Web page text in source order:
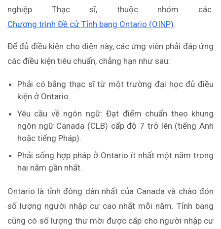
nghiệp Thạc sĩ, thuộc nhóm các
Chương trình Đề cử Tỉnh bang Ontario (OINP).
Để đủ điều kiện cho diện này, các ứng viên phải đáp ứng
các điều kiện tiêu chuẩn, chẳng hạn như sau:
Phải có bằng thạc sĩ từ một trường đại học đủ điều
kiện ở Ontario.
Yêu cầu về ngôn ngữ: Đạt điểm chuẩn theo khung
ngôn ngữ Canada (CLB) cấp độ 7 trở lên (tiếng Anh
hoặc tiếng Pháp).
Phải sống hợp pháp ở Ontario ít nhất một năm trong
hai năm gần nhất.
Ontario là tỉnh đông dân nhất của Canada và chào đón
số lượng người nhập cư cao nhất mỗi năm. Tỉnh bang
cũng có số lượng thư mời được cấp cho người nhập cư